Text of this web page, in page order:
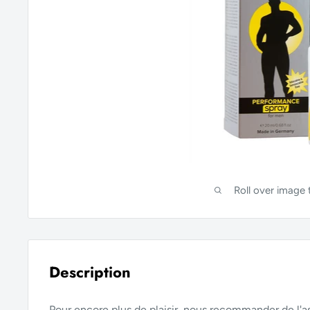
Roll over image
Description